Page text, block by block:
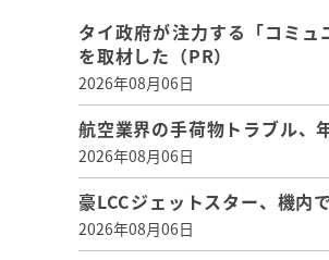
タイ政府が注力する「コミ
を取材した（PR）
2026年08月06日
航空業界の手荷物トラブル
2026年08月06日
豪LCCジェットスター、機内
2026年08月06日